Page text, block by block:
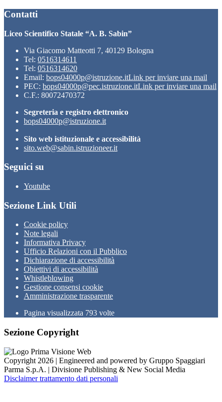
Contatti
Liceo Scientifico Statale “A. B. Sabin”
Via Giacomo Matteotti 7, 40129 Bologna
Tel: 0516314611
Tel: 0516314620
Email: bops04000p@istruzione.itLink per inviare una mail
PEC: bops04000p@pec.istruzione.itLink per inviare una mail
C.F.: 80072470372
Segreteria e registro elettronico
bops04000p@istruzione.it
Sito web istituzionale e accessibilità
sito.web@sabin.istruzioneer.it
Seguici su
Youtube
Sezione Link Utili
Cookie policy
Note legali
Informativa Privacy
Ufficio Relazioni con il Pubblico
Dichiarazione di accessibilità
Obiettivi di accessibilità
Whistleblowing
Gestione consensi cookie
Amministrazione trasparente
Pagina visualizzata 793 volte
Sezione Copyright
Copyright 2026 | Engineered and powered by Gruppo Spaggiari
Parma S.p.A. | Divisione Publishing & New Social Media
Disclaimer trattamento dati personali